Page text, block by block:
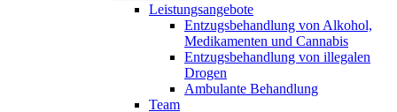
Leistungsangebote
Entzugsbehandlung von Alkohol,
Medikamenten und Cannabis
Entzugsbehandlung von illegalen
Drogen
Ambulante Behandlung
Team